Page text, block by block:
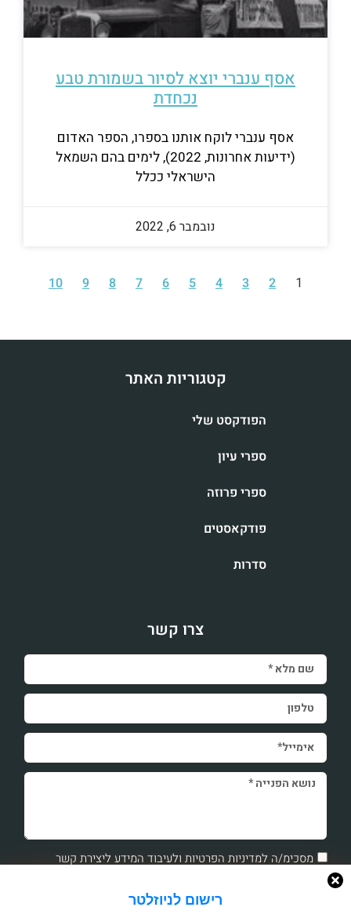
אסף ענברי יוצא לסיור בשמורת טבע
נכחדת
אסף ענברי לוקח אותנו בספרו, הספר האדום
(ידיעות אחרונות, 2022), לימים בהם השמאל
הישראלי ככלל
נובמבר 6, 2022
1
2
3
4
5
6
7
8
9
10
קטגוריות האתר
הפודקסט שלי
ספרי עיון
ספרי פרוזה
פודקאסטים
סדרות
צרו קשר
מסכימ/ה למדיניות הפרטיות ולעיבוד המידע ליצירת קשר
שליחה
רישום לניוזלטר